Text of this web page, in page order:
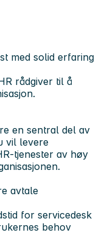
med solid erfaring
rådgiver til å
en sentral del av
vil levere
tjenester av høy
avtale
for servicedesk
behov